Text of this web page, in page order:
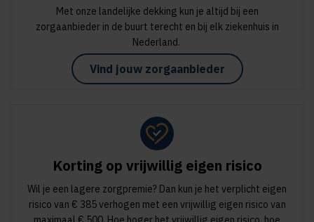
Met onze landelijke dekking kun je altijd bij een
zorgaanbieder in de buurt terecht en bij elk ziekenhuis in
Nederland.
Vind jouw zorgaanbieder
Korting op vrijwillig eigen risico
Wil je een lagere zorgpremie? Dan kun je het verplicht eigen
risico van € 385 verhogen met een vrijwillig eigen risico van